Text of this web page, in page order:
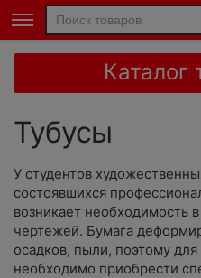
Каталог
Тубусы
У студентов
состоявшихся
возникает необходимость
чертежей. Бумага
осадков, пыли, поэтому
необходимо приобрести